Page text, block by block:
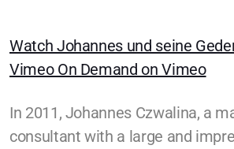
Watch Johannes und seine
Vimeo On Demand on Vimeo
In 2011, Johannes Czwalina, a
consultant with a large and
SYM Events
Quakers Worldwide